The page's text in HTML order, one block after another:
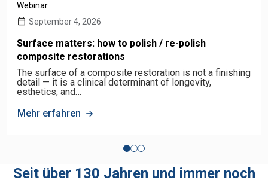
Webinar
September 4, 2026
Surface matters: how to polish / re-polish
composite restorations
The surface of a composite restoration is not a finishing
detail — it is a clinical determinant of longevity,
esthetics, and…
Mehr erfahren
Seit über 130 Jahren und immer noch